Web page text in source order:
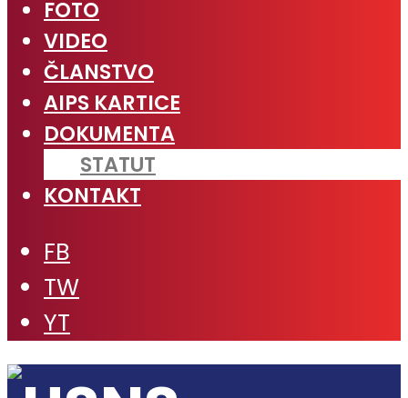
FOTO
VIDEO
ČLANSTVO
AIPS KARTICE
DOKUMENTA
STATUT
KONTAKT
FB
TW
YT